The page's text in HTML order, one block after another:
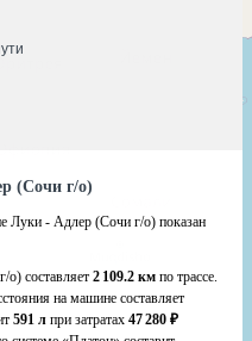
(Сочи г/о)
Луки - Адлер (Сочи г/о) показан
составляет 2 109.2 км по трассе.
на машине составляет
591 л при затратах 47 280 ₽